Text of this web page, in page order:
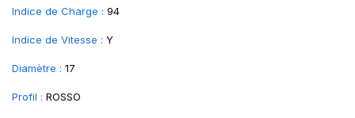
Indice de Charge : 94
Indice de Vitesse : Y
Diamètre : 17
Profil : ROSSO